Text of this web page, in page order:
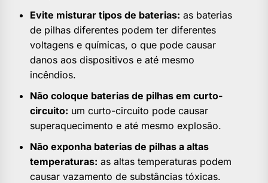
Evite misturar tipos de baterias: as baterias
de pilhas diferentes podem ter diferentes
voltagens e químicas, o que pode causar
danos aos dispositivos e até mesmo
incêndios.
Não coloque baterias de pilhas em curto-
circuito: um curto-circuito pode causar
superaquecimento e até mesmo explosão.
Não exponha baterias de pilhas a altas
temperaturas: as altas temperaturas podem
causar vazamento de substâncias tóxicas.